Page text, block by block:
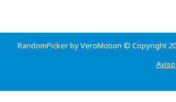
RandomPicker by VeroMotion © Copyright